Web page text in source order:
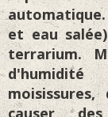
et eau
terrarium.
causer